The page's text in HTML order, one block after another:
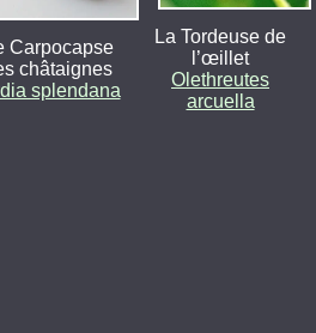
Carpocapse
châtaignes
splendana
La Tordeuse de
l’œillet
Olethreutes
arcuella